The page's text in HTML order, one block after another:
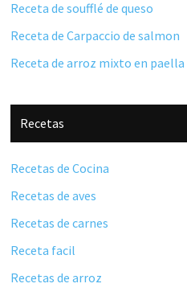
Receta de soufflé de queso
Receta de Carpaccio de salmon
Receta de arroz mixto en paella
Recetas
Recetas de Cocina
Recetas de aves
Recetas de carnes
Receta facil
Recetas de arroz